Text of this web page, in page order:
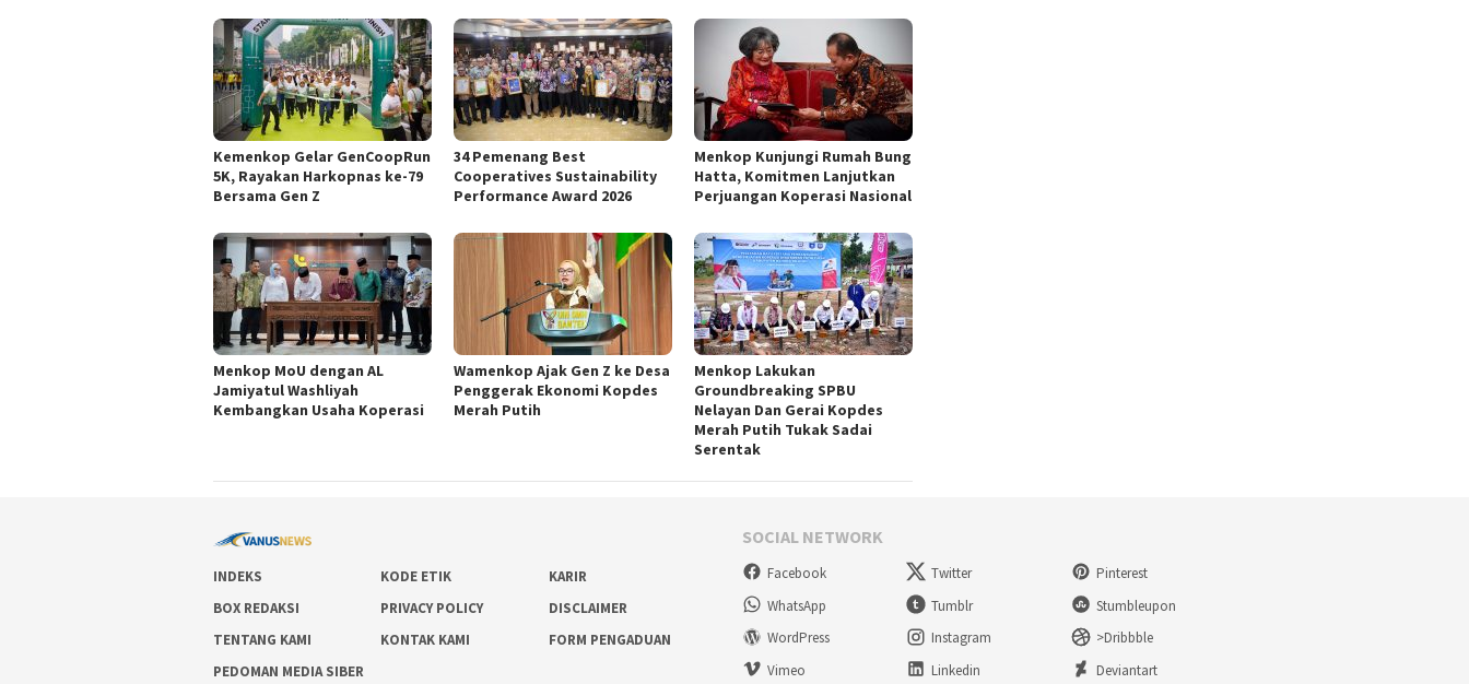
Kemenkop Gelar GenCoopRun
5K, Rayakan Harkopnas ke-79
Bersama Gen Z
34 Pemenang Best
Cooperatives Sustainability
Performance Award 2026
Menkop Kunjungi Rumah Bung
Hatta, Komitmen Lanjutkan
Perjuangan Koperasi Nasional
Menkop MoU dengan AL
Jamiyatul Washliyah
Kembangkan Usaha Koperasi
Wamenkop Ajak Gen Z ke Desa
Penggerak Ekonomi Kopdes
Merah Putih
Menkop Lakukan
Groundbreaking SPBU
Nelayan Dan Gerai Kopdes
Merah Putih Tukak Sadai
Serentak
INDEKS KODE ETIK
KARIR
BOX REDAKSI
PRIVACY POLICY
DISCLAIMER
TENTANG KAMI
KONTAK KAMI
FORM PENGADUAN
PEDOMAN MEDIA SIBER
SOCIAL NETWORK
Facebook Twitter
Pinterest
WhatsApp
Tumblr
Stumbleupon
WordPress
Instagram
>Dribbble
Vimeo
Linkedin Deviantart